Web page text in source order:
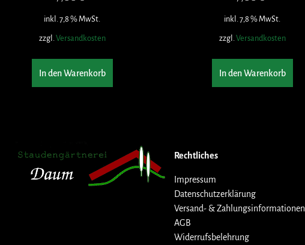
inkl. 7,8 % MwSt.
zzgl.Versandkosten
In den Warenkorb
inkl. 7,8 % MwSt.
zzgl.Versandkosten
In den Warenkorb
Rechtliches
Impressum
Datenschutzerklärung
Versand- & Zahlungsinformationen
AGB
Widerrufsbelehrung